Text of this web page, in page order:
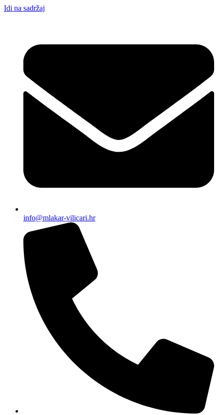
Idi na sadržaj
info@mlakar-vilicari.hr